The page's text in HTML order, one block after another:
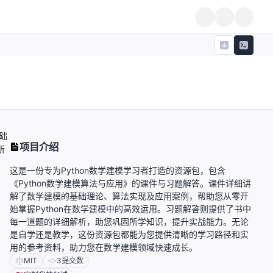
项目介绍
这是一份专为Python数学建模学习者打造的资源包，包含
《Python数学建模算法与应用》的课件与习题解答。课件详细讲
解了数学建模的基础理论、算法实现及应用案例，帮助您从零开
始掌握Python在数学建模中的高效运用。习题解答则提供了书中
每一道题的详细解析，助您巩固所学知识，提升实战能力。无论
是自学还是教学，这份资源包都能为您提供清晰的学习路径和实
用的参考资料，助力您在数学建模领域快速成长。
MIT 3提交数